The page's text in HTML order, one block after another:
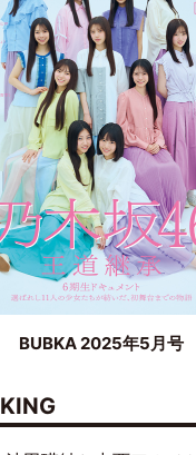
BUBKA 2025年5月号